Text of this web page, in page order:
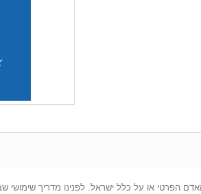
או על כלל ישראל. לפנינו מדריך שימושי